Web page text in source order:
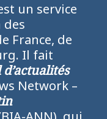
un service
des
France, de
Il fait
Network –